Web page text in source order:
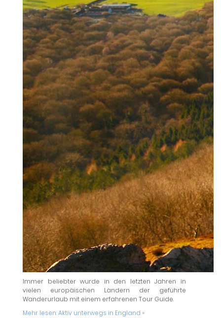
Immer beliebter wurde in den letzten Jahren in
vielen europäischen Ländern der geführte
Wanderurlaub mit einem erfahrenen Tour Guide.
Mehr lesen:Aktiv unterwegs in England »